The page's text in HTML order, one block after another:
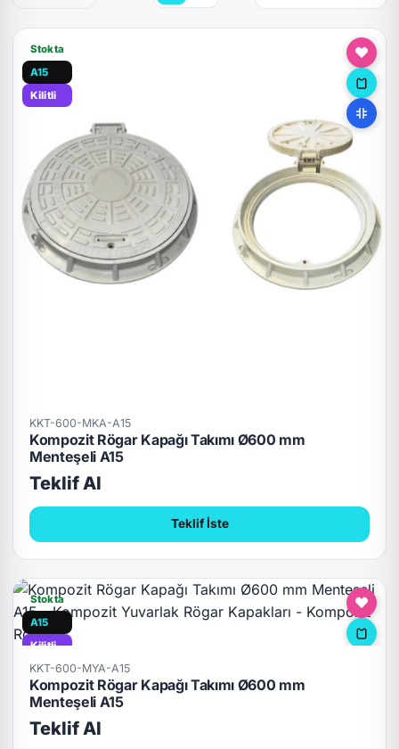
Stokta
A15
Kilitli
KKT-600-MKA-A15
Kompozit Rögar Kapağı Takımı Ø600 mm
Menteşeli A15
Teklif Al
Teklif İste
Stokta
A15
Kilitli
KKT-600-MYA-A15
Kompozit Rögar Kapağı Takımı Ø600 mm
Menteşeli A15
Teklif Al